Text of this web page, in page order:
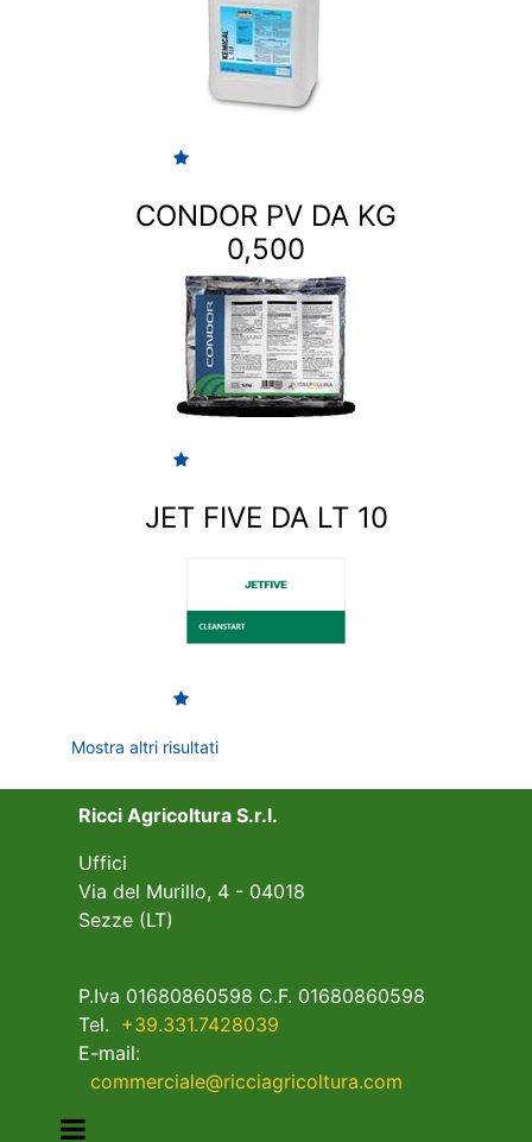
CONDOR PV DA KG
0,500
JET FIVE DA LT 10
Mostra altri risultati
Ricci Agricoltura S.r.l.
Uffici
Via del Murillo, 4 - 04018
Sezze (LT)
P.Iva 01680860598 C.F. 01680860598
Tel. +39.331.7428039
E-mail:
commerciale@ricciagricoltura.com
Open menu